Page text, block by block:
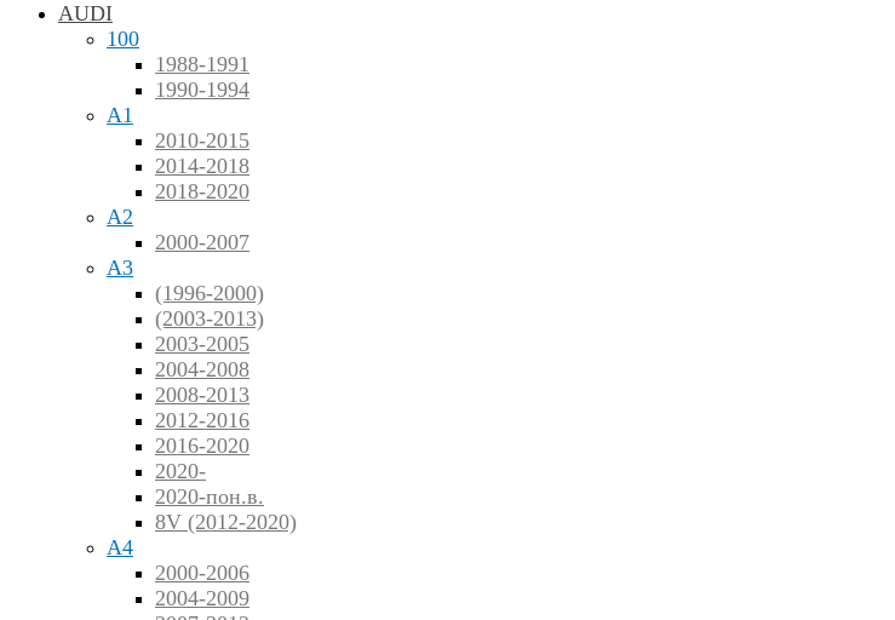
AUDI
100
1988-1991
1990-1994
A1
2010-2015
2014-2018
2018-2020
A2
2000-2007
A3
(1996-2000)
(2003-2013)
2003-2005
2004-2008
2008-2013
2012-2016
2016-2020
2020-
2020-пон.в.
8V (2012-2020)
A4
2000-2006
2004-2009